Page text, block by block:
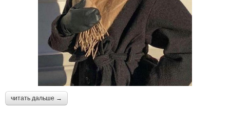
читать дальше →